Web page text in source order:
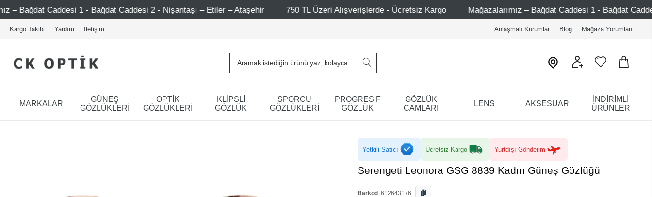
1 - Bağdat Caddesi 2 - Nişantaşı – Etiler – Ataşehir 750 TL Üzeri Alışverişlerde - Ücretsiz Kargo Mağazalarımız – Bağdat Caddesi 1 - Bağdat Caddesi 2 - Nişantaşı
Kargo Takibi Yardım İletişim Anlaşmalı Kurumlar Blog Mağaza Yorumları
MARKALAR
GÜNEŞ
GÖZLÜKLERİ
OPTİK
GÖZLÜKLERİ
KLİPSLİ
GÖZLÜK
SPORCU
GÖZLÜKLERİ
PROGRESİF
GÖZLÜK
GÖZLÜK
CAMLARI
LENS AKSESUAR
İNDİRİMLİ
ÜRÜNLER
Yetkili Satıcı Ücretsiz Kargo Yurtdışı Gönderim
Serengeti Leonora GSG 8839 Kadın Güneş Gözlüğü
Barkod : 612643176